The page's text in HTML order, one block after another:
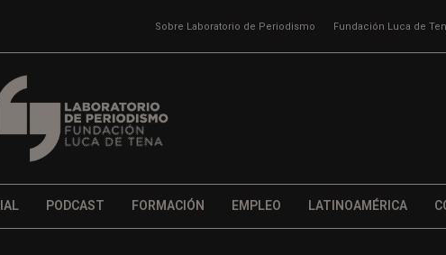
Sobre Laboratorio de Periodismo Fundación Luca de
PODCAST FORMACIÓN EMPLEO LATINOAMÉRICA